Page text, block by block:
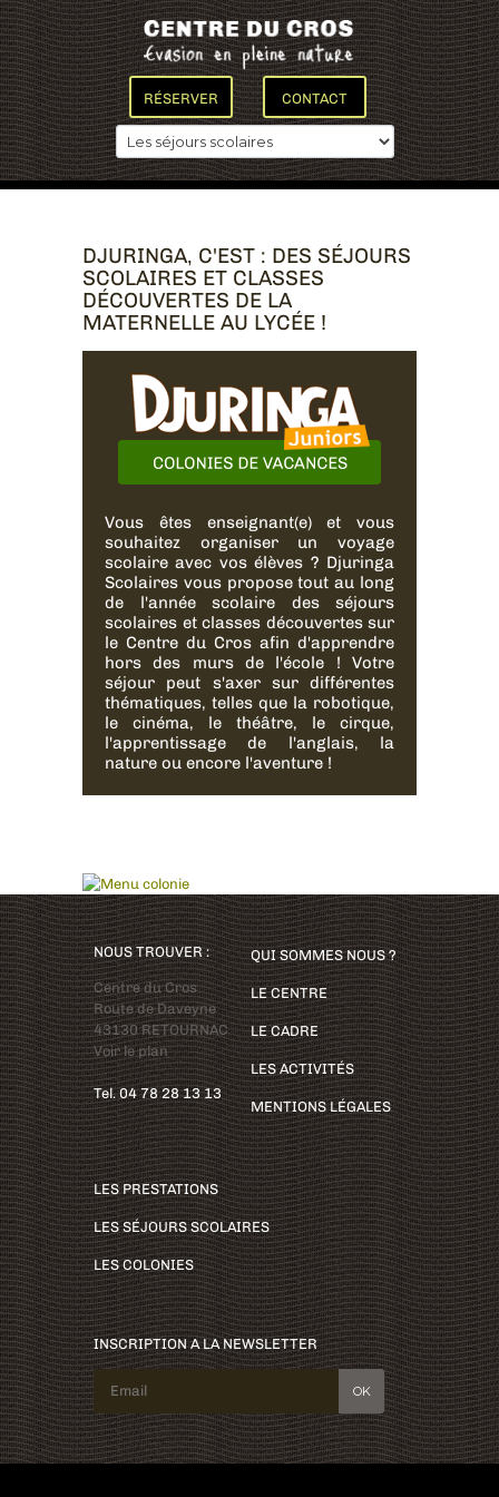
RÉSERVER CONTACT
DJURINGA, C'EST : DES SÉJOURS
SCOLAIRES ET CLASSES
DÉCOUVERTES DE LA
MATERNELLE AU LYCÉE !
Vous êtes enseignant(e) et vous
souhaitez organiser un voyage
scolaire avec vos élèves ? Djuringa
Scolaires vous propose tout au long
de l'année scolaire des séjours
scolaires et classes découvertes sur
le Centre du Cros afin d'apprendre
hors des murs de l'école ! Votre
séjour peut s'axer sur différentes
thématiques, telles que la robotique,
le cinéma, le théâtre, le cirque,
l'apprentissage de l'anglais, la
nature ou encore l'aventure !
NOUS TROUVER :
Centre du Cros
Route de Daveyne
43130 RETOURNAC
Voir le plan
Tel. 04 78 28 13 13
QUI SOMMES NOUS ?
LE CENTRE
LE CADRE
LES ACTIVITÉS
MENTIONS LÉGALES
LES PRESTATIONS
LES SÉJOURS SCOLAIRES
LES COLONIES
INSCRIPTION A LA NEWSLETTER